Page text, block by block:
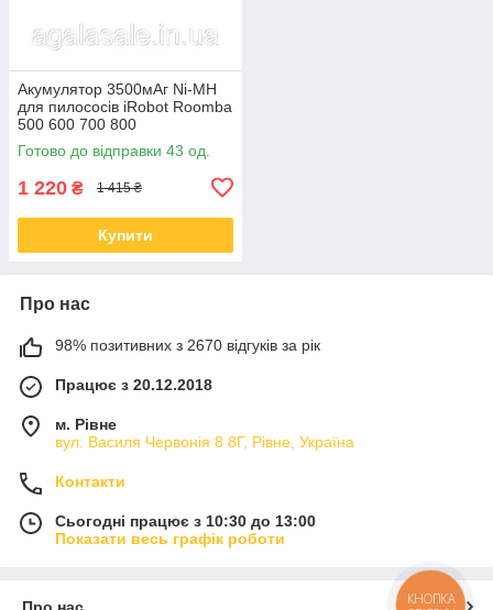
Акумулятор 3500мАг Ni-MH
для пилососів iRobot Roomba
500 600 700 800
Готово до відправки 43 од.
1 220 ₴ 1 415 ₴
Купити
Про нас
98% позитивних з 2670 відгуків за рік
Працює з 20.12.2018
м. Рівне
вул. Василя Червонія 8 8Г, Рівне, Україна
Контакти
Сьогодні працює з 10:30 до 13:00
Показати весь графік роботи
КНОПКА